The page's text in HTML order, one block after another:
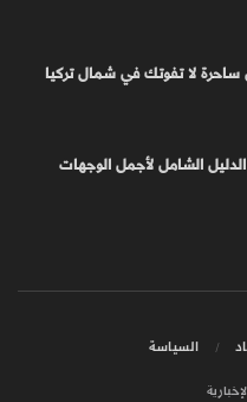
الشامل لأجمل الوجهات
السياسة